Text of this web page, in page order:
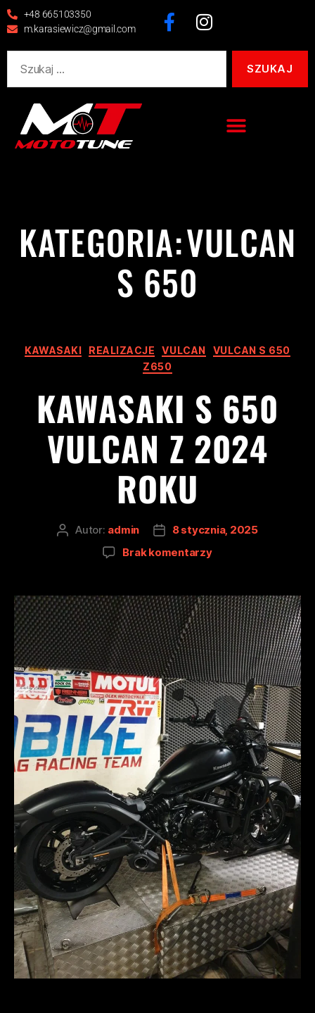
+48 665103350
m.karasiewicz@gmail.com
KATEGORIA:VULCAN
S 650
KAWASAKI REALIZACJE VULCAN
VULCAN S 650
Z650
KAWASAKI S 650
VULCAN Z 2024
ROKU
Autor: admin
8 stycznia, 2025
Brak komentarzy